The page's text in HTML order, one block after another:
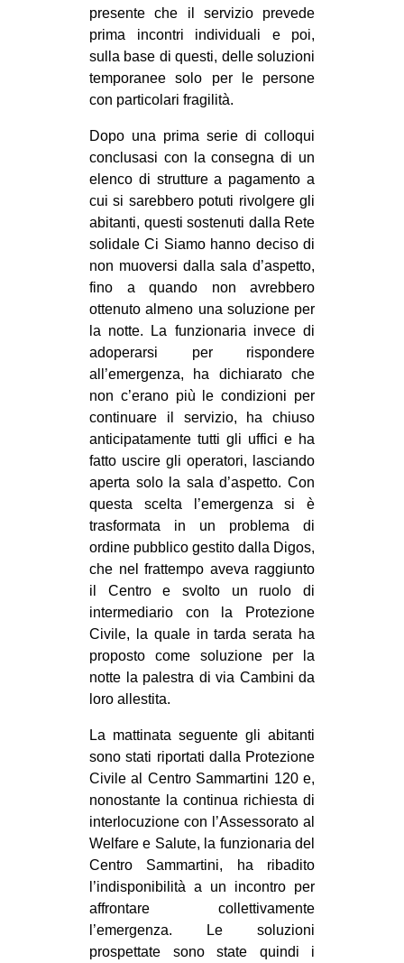
presente che il servizio prevede
prima incontri individuali e poi,
sulla base di questi, delle soluzioni
temporanee solo per le persone
con particolari fragilità.
Dopo una prima serie di colloqui
conclusasi con la consegna di un
elenco di strutture a pagamento a
cui si sarebbero potuti rivolgere gli
abitanti, questi sostenuti dalla Rete
solidale Ci Siamo hanno deciso di
non muoversi dalla sala d’aspetto,
fino a quando non avrebbero
ottenuto almeno una soluzione per
la notte. La funzionaria invece di
adoperarsi per rispondere
all’emergenza, ha dichiarato che
non c’erano più le condizioni per
continuare il servizio, ha chiuso
anticipatamente tutti gli uffici e ha
fatto uscire gli operatori, lasciando
aperta solo la sala d’aspetto. Con
questa scelta l’emergenza si è
trasformata in un problema di
ordine pubblico gestito dalla Digos,
che nel frattempo aveva raggiunto
il Centro e svolto un ruolo di
intermediario con la Protezione
Civile, la quale in tarda serata ha
proposto come soluzione per la
notte la palestra di via Cambini da
loro allestita.
La mattinata seguente gli abitanti
sono stati riportati dalla Protezione
Civile al Centro Sammartini 120 e,
nonostante la continua richiesta di
interlocuzione con l’Assessorato al
Welfare e Salute, la funzionaria del
Centro Sammartini, ha ribadito
l’indisponibilità a un incontro per
affrontare collettivamente
l’emergenza. Le soluzioni
prospettate sono state quindi i